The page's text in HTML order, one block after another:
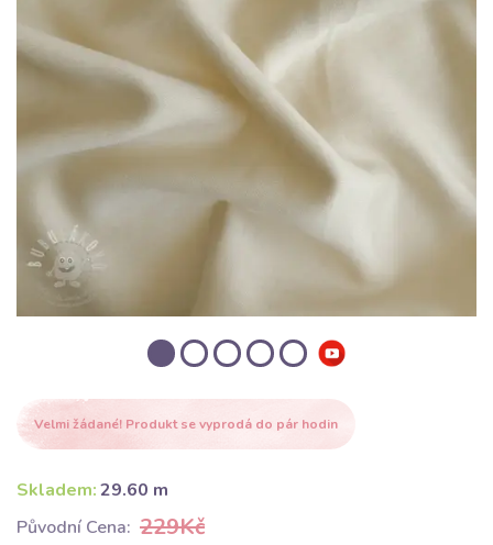
Velmi žádané! Produkt se vyprodá do pár hodin
Skladem:29.60 m
Původní Cena: 229Kč